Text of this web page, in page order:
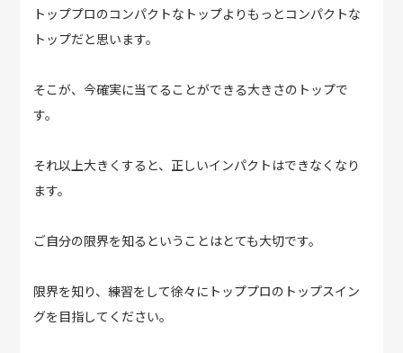
トッププロのコンパクトなトップよりもっとコンパクトな
トップだと思います。
そこが、今確実に当てることができる大きさのトップで
す。
それ以上大きくすると、正しいインパクトはできなくなり
ます。
ご自分の限界を知るということはとても大切です。
限界を知り、練習をして徐々にトッププロのトップスイン
グを目指してください。